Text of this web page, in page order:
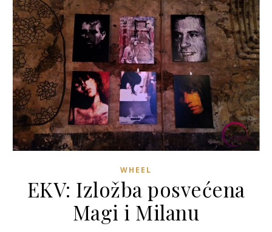
WHEEL
EKV: Izložba posvećena
Magi i Milanu